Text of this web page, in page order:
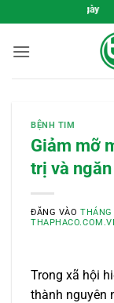
qua
nội
BỆNH TIM
Giảm mỡ
trị và
ĐĂNG VÀO
Trong xã hội
thành nguyên